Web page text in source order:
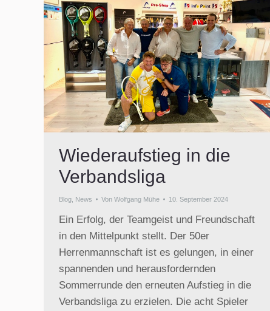
Wiederaufstieg in die
Verbandsliga
Blog News Von Wolfgang Mühe 10. September 2024
Ein Erfolg, der Teamgeist und Freundschaft
in den Mittelpunkt stellt. Der 50er
Herrenmannschaft ist es gelungen, in einer
spannenden und herausfordernden
Sommerrunde den erneuten Aufstieg in die
Verbandsliga zu erzielen. Die acht Spieler